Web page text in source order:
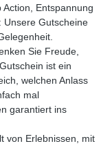
Entspannung
Unsere Gutscheine
Sie Freude,
ist ein
welchen Anlass
mal
garantiert ins
von Erlebnissen, mit